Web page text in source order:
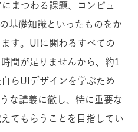
まつわる課題、コンピュ
基礎知識といったものをか
す。UIに関わるすべての
間が足りませんから、約1
らUIデザインを学ぶため
な講義に徹し、特に重要な
てもらうことを目指してい